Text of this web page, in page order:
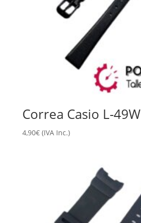
Correa Casio L-49W
4,90€ (IVA Inc.)